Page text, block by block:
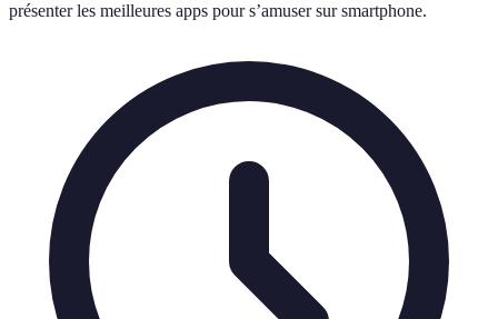
présenter les meilleures apps pour s’amuser sur smartphone.